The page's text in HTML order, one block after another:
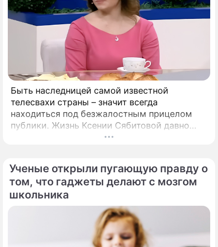
Быть наследницей самой известной
телесвахи страны – значит всегда
находиться под безжалостным прицелом
публики. Жизнь Ксении Сябитовой давно
рассматривают под мощной лупой.
Ученые открыли пугающую правду о
том, что гаджеты делают с мозгом
школьника